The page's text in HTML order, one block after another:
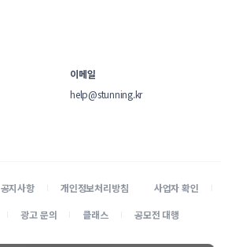
이메일
help@stunning.kr
공지사항 개인정보처리방침
사업자 확인
광고 문의 클래스 공모전 대행